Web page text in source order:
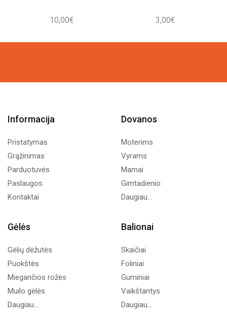
10,00€ 3,00€
Informacija
Pristatymas
Grąžinimas
Parduotuvės
Paslaugos
Kontaktai
Dovanos
Moterims
Vyrams
Mamai
Gimtadienio
Daugiau...
Gėlės
Gėlių dėžutės
Puokštės
Miegančios rožės
Muilo gėlės
Daugiau...
Balionai
Skaičiai
Foliniai
Guminiai
Vaikštantys
Daugiau...